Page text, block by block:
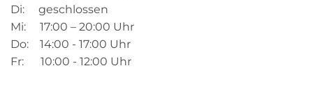
Di: geschlossen
Mi: 17:00 – 20:00 Uhr
Do: 14:00 - 17:00 Uhr
Fr: 10:00 - 12:00 Uhr